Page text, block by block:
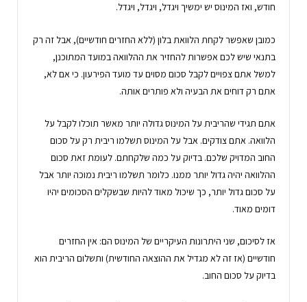
חודש, ואז המינוס יש ימשיך ויגדל, ויגדל, ויגדל.
כמובן שאפשר לקחת הלוואת בלון (ללא החזרים חודשיים), אבל זה רק
בתנאי שיש לכם אפשרות להחזיר את ההלוואה במועד המתוכנן,
למשל אתם צפויים לקבל סכום מסוים עד מועד הפירעון. כי אם לא,
אתם רק דוחים את הבעיה ולא פותרים אותה.
אתם תגידי שהריבית על המינוס גדולה יותר מאשר תוכלו לקבל על
הלוואה. אתם צודקים. אבל על המינוס תשלמו ריבית רק על סכום
החוב המדויק שלכם. בדיוק על כמה שלקחתם. לעומת זאת סכום
ההלוואה יהיה גדול יותר ממנו. כלומר תשלמו ריבית נמוכה יותר אבל
על סכום גדול יותר, כך שיכול מאוד להיות שבשקלים הסכומים יהיו
דומים מאוד.
אז לסיכום, שני היתרונות העיקריים של המינוס הם: אין החזרים
חודשיים (אז זה לא מגדיל את ההוצאה החודשית) ותשלום הריבית הוא
בדיוק על סכום החוב.